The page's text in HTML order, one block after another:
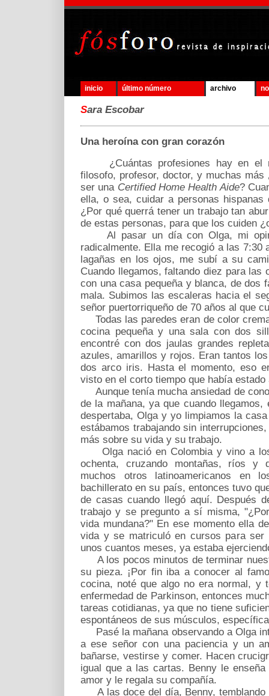
inicio último número archivo
Sara Escobar
Una heroína con gran corazón
¿Cuántas profesiones hay en el
filosofo, profesor, doctor, y muchas
ser una Certified Home Health Aide?
ella, o sea, cuidar a personas
¿Por qué querrá tener un trabajo tan
de estas personas, para que los cuiden
Al pasar un día con Olga, mi
radicalmente. Ella me recogió a las 7:30
lagañas en los ojos, me subí a su
Cuando llegamos, faltando diez para las
con una casa pequeña y blanca, de dos
mala. Subimos las escaleras hacia el
señor puertorriqueño de 70 años al que
Todas las paredes eran de color
cocina pequeña y una sala con dos
encontré con dos jaulas grandes
azules, amarillos y rojos. Eran tantos
dos arco iris. Hasta el momento, eso
visto en el corto tiempo que había estado
Aunque tenía mucha ansiedad de
de la mañana, ya que cuando
despertaba, Olga y yo limpiamos la
estábamos trabajando sin
más sobre su vida y su trabajo.
Olga nació en Colombia y vino a
ochenta, cruzando montañas, ríos y
muchos otros latinoamericanos en
bachillerato en su país, entonces tuvo
de casas cuando llegó aquí. Después
trabajo y se pregunto a sí misma,
vida mundana?" En ese momento ella
vida y se matriculó en cursos para ser
unos cuantos meses, ya estaba
A los pocos minutos de terminar
su pieza. ¡Por fin iba a conocer al
cocina, noté que algo no era normal, y
enfermedad de Parkinson, entonces
tareas cotidianas, ya que no tiene
espontáneos de sus músculos,
Pasé la mañana observando a Olga
a ese señor con una paciencia y un
bañarse, vestirse y comer. Hacen
igual que a las cartas. Benny le
amor y le regala su compañía.
A las doce del día, Benny, temblando